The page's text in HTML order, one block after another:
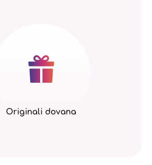
Originali dovana